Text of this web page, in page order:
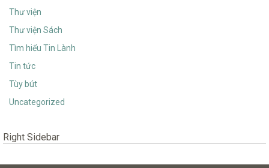
Thư viện
Thư viện Sách
Tìm hiểu Tin Lành
Tin tức
Tùy bút
Uncategorized
Right Sidebar